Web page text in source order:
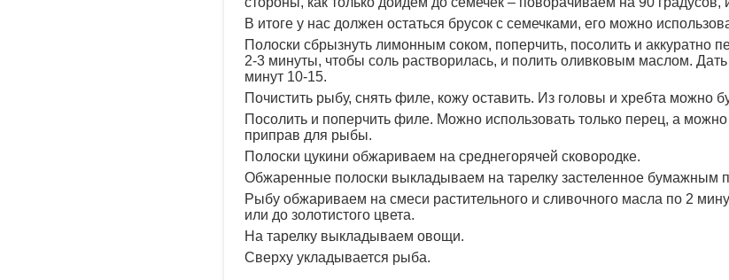
В итоге у нас должен остаться брусок с семечками, его можно
Полоски сбрызнуть лимонным соком, поперчить, посолить и аккуратно
2-3 минуты, чтобы соль растворилась, и полить оливковым маслом.
минут 10-15.
Почистить рыбу, снять филе, кожу оставить. Из головы и хребта можно
Посолить и поперчить филе. Можно использовать только перец, а
приправ для рыбы.
Полоски цукини обжариваем на среднегорячей сковородке.
Обжаренные полоски выкладываем на тарелку застеленное бумажным
Рыбу обжариваем на смеси растительного и сливочного масла по 2
или до золотистого цвета.
На тарелку выкладываем овощи.
Сверху укладывается рыба.